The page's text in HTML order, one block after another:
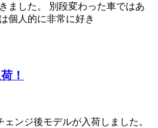
ました。 別段変わった車ではあ
個人的に非常に好き
！
ンジ後モデルが入荷しました。